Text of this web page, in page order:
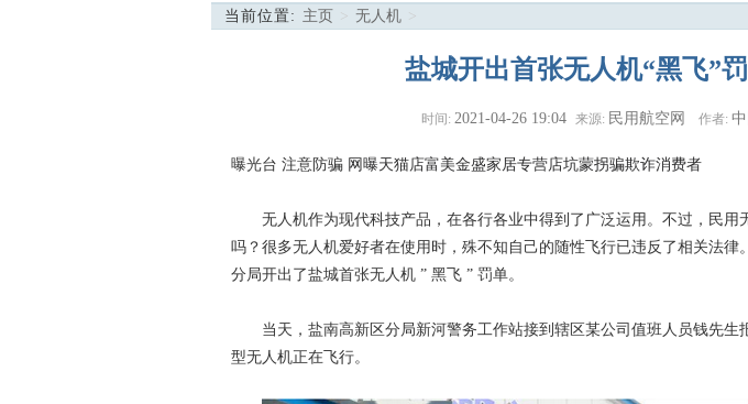
当前位置: 主页 > 无人机 >
盐城开出首张无人机“黑飞”罚
时间: 2021-04-26 19:04 来源: 民用航空网 作者:
曝光台 注意防骗 网曝天猫店富美金盛家居专营店坑蒙拐骗欺诈消费者
无人机作为现代科技产品，在各行各业中得到了广泛运用。不过，民用
吗？很多无人机爱好者在使用时，殊不知自己的随性飞行已违反了相关法律
分局开出了盐城首张无人机 ” 黑飞 ” 罚单。
当天，盐南高新区分局新河警务工作站接到辖区某公司值班人员钱先生
型无人机正在飞行。